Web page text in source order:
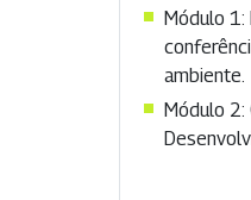
Módulo
ambiente.
Módulo